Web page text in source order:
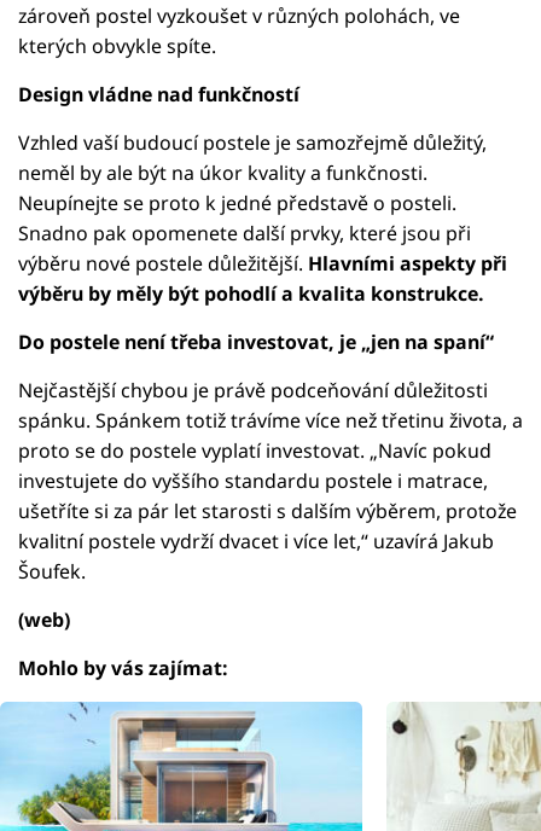
zároveň postel vyzkoušet v různých polohách, ve
kterých obvykle spíte.
Design vládne nad funkčností
Vzhled vaší budoucí postele je samozřejmě důležitý,
neměl by ale být na úkor kvality a funkčnosti.
Neupínejte se proto k jedné představě o posteli.
Snadno pak opomenete další prvky, které jsou při
výběru nové postele důležitější. Hlavními aspekty při
výběru by měly být pohodlí a kvalita konstrukce.
Do postele není třeba investovat, je „jen na spaní“
Nejčastější chybou je právě podceňování důležitosti
spánku. Spánkem totiž trávíme více než třetinu života, a
proto se do postele vyplatí investovat. „Navíc pokud
investujete do vyššího standardu postele i matrace,
ušetříte si za pár let starosti s dalším výběrem, protože
kvalitní postele vydrží dvacet i více let,“ uzavírá Jakub
Šoufek.
(web)
Mohlo by vás zajímat: